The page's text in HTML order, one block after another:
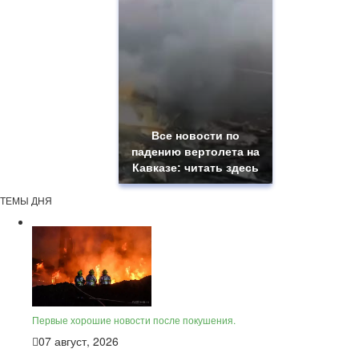
Все новости по
падению вертолета на
Кавказе: читать здесь
ТЕМЫ ДНЯ
Первые хорошие новости после покушения.
07 август, 2026